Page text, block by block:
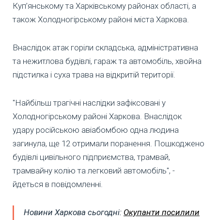
Куп’янському та Харківському районах області, а
також Холодногірському районі міста Харкова.
Внаслідок атак горіли складська, адміністративна
та нежитлова будівлі, гараж та автомобіль, хвойна
підстилка і суха трава на відкритій території.
"Найбільш трагічні наслідки зафіксовані у
Холодногірському районі Харкова. Внаслідок
удару російською авіабомбою одна людина
загинула, ще 12 отримали поранення. Пошкоджено
будівлі цивільного підприємства, трамвай,
трамвайну колію та легковий автомобіль", -
йдеться в повідомленні.
Новини Харкова сьогодні: Окупанти посилили